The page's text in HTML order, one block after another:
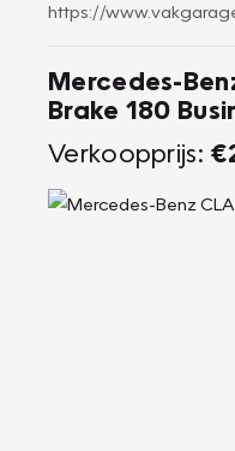
https://
Mercedes-
Brake 180
Verkoopprijs: